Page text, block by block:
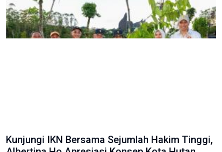
Kunjungi IKN Bersama Sejumlah Hakim Tinggi,